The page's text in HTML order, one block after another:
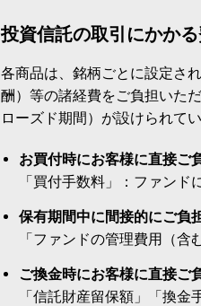
投資信託の取引にかか
各商品は、銘柄ごとに設定さ
酬）等の諸経費をご負担いた
ローズド期間）が設けられて
お買付時にお客様に直接ご
「買付手数料」：ファンド
保有期間中に間接的にご負
「ファンドの管理費用（
ご換金時にお客様に直接ご
「信託財産留保額」「換